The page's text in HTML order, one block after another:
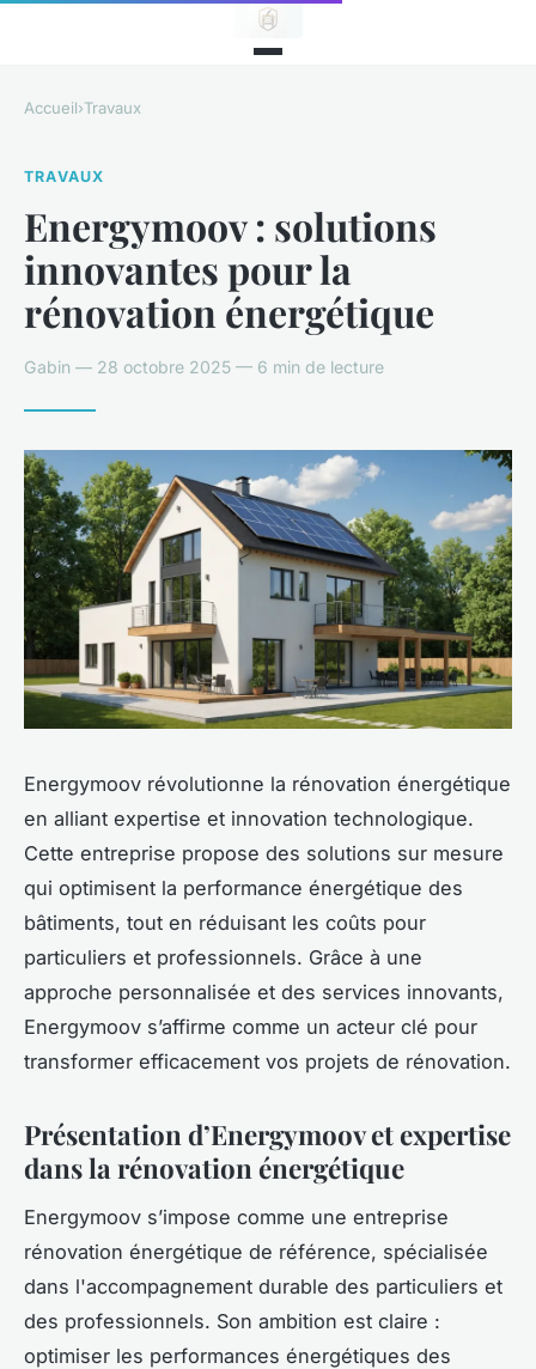
Accueil›Travaux
TRAVAUX
Energymoov : solutions
innovantes pour la
rénovation énergétique
Gabin — 28 octobre 2025 — 6 min de lecture
Energymoov révolutionne la rénovation énergétique
en alliant expertise et innovation technologique.
Cette entreprise propose des solutions sur mesure
qui optimisent la performance énergétique des
bâtiments, tout en réduisant les coûts pour
particuliers et professionnels. Grâce à une
approche personnalisée et des services innovants,
Energymoov s’affirme comme un acteur clé pour
transformer efficacement vos projets de rénovation.
Présentation d’Energymoov et expertise
dans la rénovation énergétique
Energymoov s’impose comme une entreprise
rénovation énergétique de référence, spécialisée
dans l'accompagnement durable des particuliers et
des professionnels. Son ambition est claire :
optimiser les performances énergétiques des